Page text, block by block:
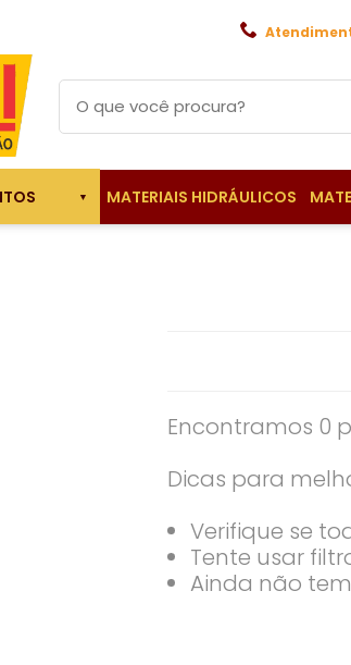
MATERIAIS HIDRÁULICOS
Encontramos 0
Dicas para
Verifique se
Tente usar
Ainda não